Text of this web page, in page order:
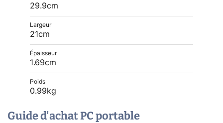
29.9cm
Largeur
21cm
Épaisseur
1.69cm
Poids
0.99kg
Guide d'achat PC portable